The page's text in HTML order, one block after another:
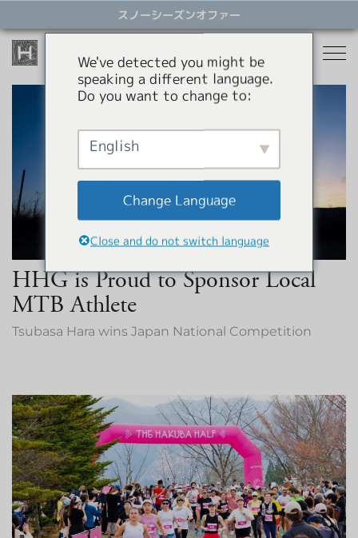
スノーシーズンオファー
スノーシーズン
ホテル
貸別荘
アパートメントホテル
贅沢なお食事体験 5選 その他
レストラン
アクティビティ
パラグライダー
岩岳スウィング
ショッピング
温泉
もっと見る
オファー
コンシェルジュサービス
HHGについて
HHGについて
最新情報
日本語
BOOK NOW
HHG is Proud to Sponsor Local
MTB Athlete
Tsubasa Hara wins Japan National Competition
We've detected you might be
speaking a different language.
Do you want to change to:
English
Change Language
Close and do not switch language